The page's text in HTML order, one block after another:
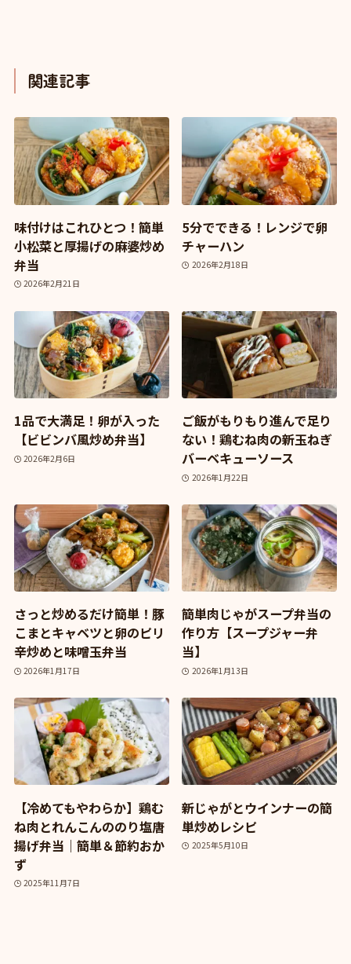
関連記事
味付けはこれひとつ！簡単
小松菜と厚揚げの麻婆炒め
弁当
2026年2月21日
5分でできる！レンジで卵
チャーハン
2026年2月18日
1品で大満足！卵が入った
【ビビンバ風炒め弁当】
2026年2月6日
ご飯がもりもり進んで足り
ない！鶏むね肉の新玉ねぎ
バーベキューソース
2026年1月22日
さっと炒めるだけ簡単！豚
こまとキャベツと卵のピリ
辛炒めと味噌玉弁当
2026年1月17日
簡単肉じゃがスープ弁当の
作り方【スープジャー弁
当】
2026年1月13日
【冷めてもやわらか】鶏む
ね肉とれんこんののり塩唐
揚げ弁当｜簡単＆節約おか
ず
2025年11月7日
新じゃがとウインナーの簡
単炒めレシピ
2025年5月10日